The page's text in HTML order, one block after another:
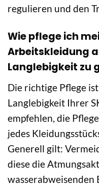
regulieren und den
Wie pflege ich
Arbeitskleidung
Langlebigkeit zu
Die richtige Pflege
Langlebigkeit Ihrer
empfehlen, die
jedes
Generell gilt:
diese die
wasserabweisenden